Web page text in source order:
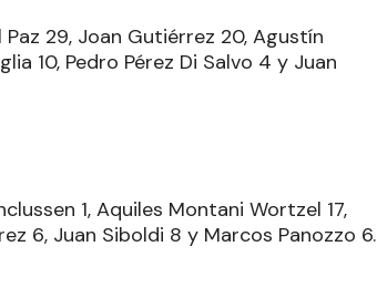
Paz 29, Joan Gutiérrez 20, Agustín
10, Pedro Pérez Di Salvo 4 y Juan
1, Aquiles Montani Wortzel 17,
6, Juan Siboldi 8 y Marcos Panozzo 6.